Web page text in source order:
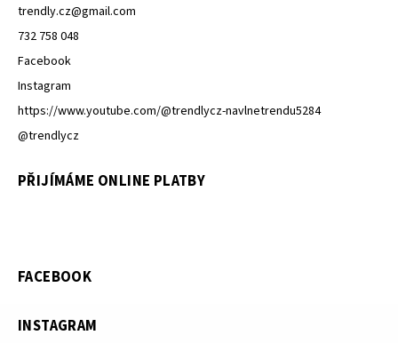
trendly.cz@gmail.com
732 758 048
Facebook
Instagram
https://www.youtube.com/@trendlycz-navlnetrendu5284
@trendlycz
PŘIJÍMÁME ONLINE PLATBY
FACEBOOK
INSTAGRAM